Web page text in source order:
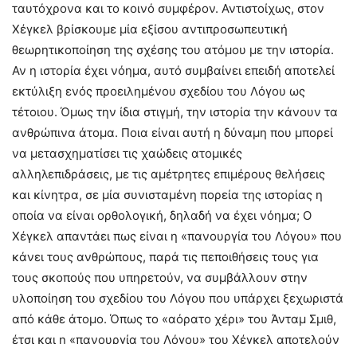
ταυτόχρονα και το κοινό συμφέρον. Αντιστοίχως, στον
Χέγκελ βρίσκουμε μία εξίσου αντιπροσωπευτική
θεωρητικοποίηση της σχέσης του ατόμου με την ιστορία.
Αν η ιστορία έχει νόημα, αυτό συμβαίνει επειδή αποτελεί
εκτύλιξη ενός προειλημένου σχεδίου του Λόγου ως
τέτοιου. Όμως την ίδια στιγμή, την ιστορία την κάνουν τα
ανθρώπινα άτομα. Ποια είναι αυτή η δύναμη που μπορεί
να μετασχηματίσει τις χαώδεις ατομικές
αλληλεπιδράσεις, με τις αμέτρητες επιμέρους θελήσεις
και κίνητρα, σε μία συνισταμένη πορεία της ιστορίας η
οποία να είναι ορθολογική, δηλαδή να έχει νόημα; Ο
Χέγκελ απαντάει πως είναι η «πανουργία του Λόγου» που
κάνει τους ανθρώπους, παρά τις πεποιθήσεις τους για
τους σκοπούς που υπηρετούν, να συμβάλλουν στην
υλοποίηση του σχεδίου του Λόγου που υπάρχει ξεχωριστά
από κάθε άτομο. Όπως το «αόρατο χέρι» του Άνταμ Σμιθ,
έτσι και η «πανουργία του Λόγου» του Χέγκελ αποτελούν